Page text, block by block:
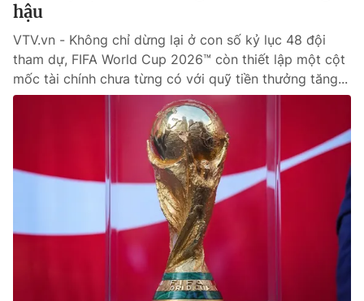
Pháp luật
Thế giới
Thế giới đó đây
Câu chuyện quốc tế
Dữ liệu và đời sống
hậu
VTV.vn - Không chỉ dừng lại ở con số kỷ lục 48 đội
tham dự, FIFA World Cup 2026™ còn thiết lập một cột
mốc tài chính chưa từng có với quỹ tiền thưởng tăng...